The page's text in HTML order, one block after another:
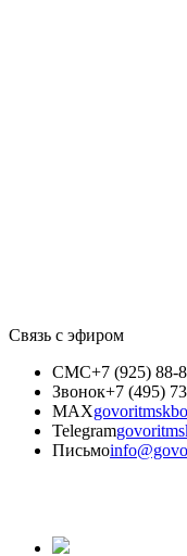
Связь с эфиром
СМС+7 (925) 88-
Звонок+7 (495)
MAX
Telegram
Письмо